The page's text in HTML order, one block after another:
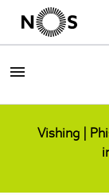
Vishing |